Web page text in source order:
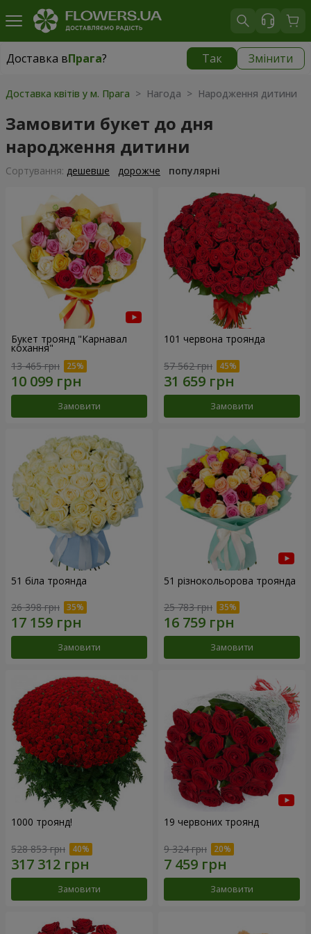
Доставка вПрага? Так Змінити
Доставка вПрага
Доставка квітів у м. Прага > Нагода > Народження дитини
Замовити букет до дня
народження дитини
Сортування: дешевше дорожче популярні
Букет троянд "Карнавал
кохання"
13 465 грн
Замовити
101 червона троянда
57 562 грн
Замовити
51 біла троянда
26 398 грн
Замовити
51 різнокольорова троянда
25 783 грн
Замовити
1000 троянд!
528 853 грн
Замовити
19 червоних троянд
9 324 грн
Замовити